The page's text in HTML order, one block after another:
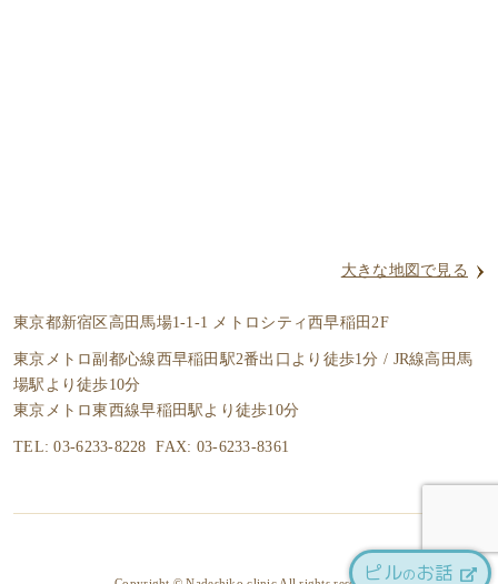
ピルのお話
大きな地図で見る
東京都新宿区高田馬場1-1-1 メトロシティ西早稲田2F
東京メトロ副都心線西早稲田駅2番出口より徒歩1分 / JR線高田馬
場駅より徒歩10分
東京メトロ東西線早稲田駅より徒歩10分
TEL: 03-6233-8228 FAX: 03-6233-8361